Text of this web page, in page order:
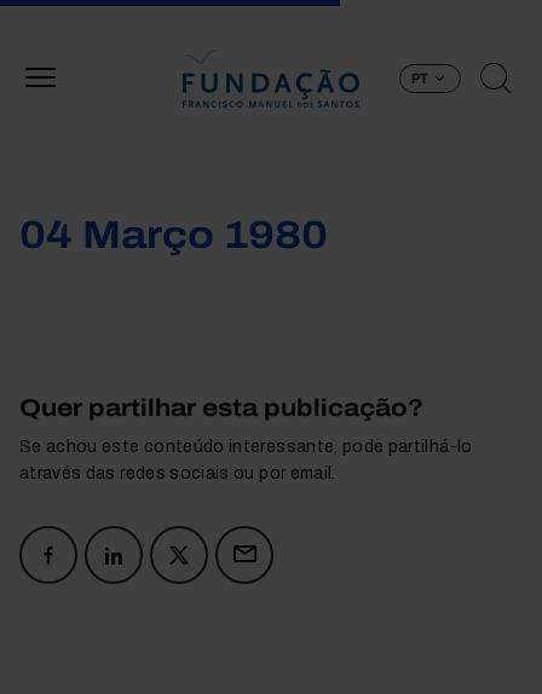
PT
04 Março 1980
Quer partilhar esta publicação?
Se achou este conteúdo interessante, pode partilhá-lo
através das redes sociais ou por email.